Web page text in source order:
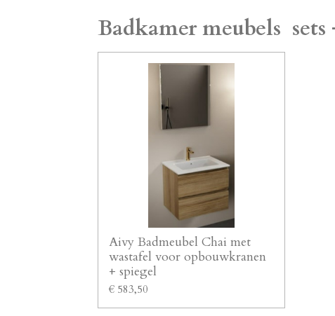
Badkamer meubels sets
Aivy Badmeubel Chai met
wastafel voor opbouwkranen
+ spiegel
€ 583,50